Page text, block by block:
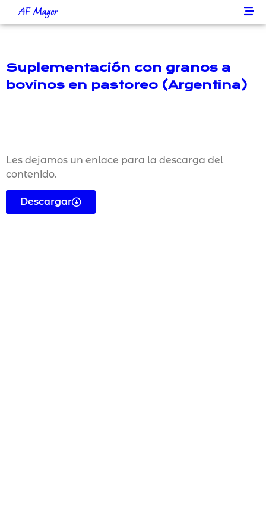
AF Mayer
Suplementación con granos a
bovinos en pastoreo (Argentina)
Les dejamos un enlace para la descarga del
contenido.
Descargar